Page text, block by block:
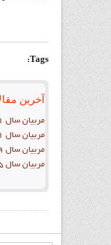
Tags:
آخرین
مربيان سال 91
مربيان سال 91 کشوري
مربيان سال 89
مربيان سال 85 و 87